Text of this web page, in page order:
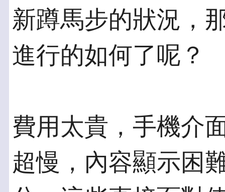
新蹲馬步的狀況，
進行的如何了呢？
費用太貴，手機介
超慢，內容顯示困